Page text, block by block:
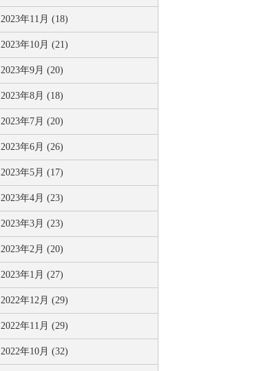
2023年11月 (18)
2023年10月 (21)
2023年9月 (20)
2023年8月 (18)
2023年7月 (20)
2023年6月 (26)
2023年5月 (17)
2023年4月 (23)
2023年3月 (23)
2023年2月 (20)
2023年1月 (27)
2022年12月 (29)
2022年11月 (29)
2022年10月 (32)